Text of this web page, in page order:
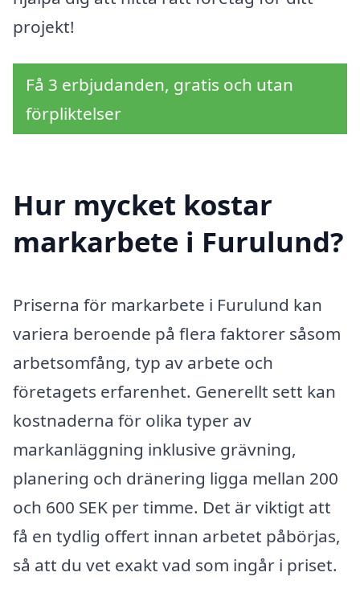
projekt!
Få 3 erbjudanden, gratis och utan
förpliktelser
Hur mycket kostar
markarbete i Furulund?
Priserna för markarbete i Furulund kan
variera beroende på flera faktorer såsom
arbetsomfång, typ av arbete och
företagets erfarenhet. Generellt sett kan
kostnaderna för olika typer av
markanläggning inklusive grävning,
planering och dränering ligga mellan 200
och 600 SEK per timme. Det är viktigt att
få en tydlig offert innan arbetet påbörjas,
så att du vet exakt vad som ingår i priset.